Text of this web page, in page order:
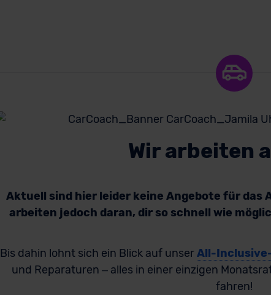
Wir arbeiten
Aktuell sind hier leider keine Angebote für das
arbeiten jedoch daran, dir so schnell wie
Bis dahin lohnt sich ein Blick auf unserAll-
und Reparaturen – alles in einer einzigen
fahren!